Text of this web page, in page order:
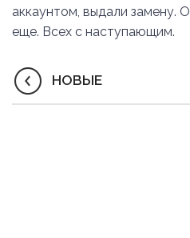
аккаунтом, выдали замену.
еще. Всех с наступающим.
НОВЫЕ